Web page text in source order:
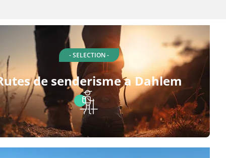
- SELECTION -
de senderisme a Dahlem